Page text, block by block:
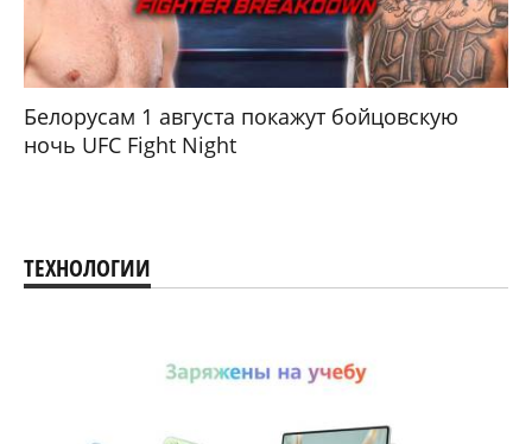
Белорусам 1 августа покажут бойцовскую
ночь UFC Fight Night
ТЕХНОЛОГИИ